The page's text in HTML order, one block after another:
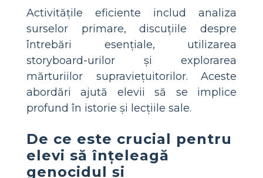
Activitățile eficiente includ analiza
surselor primare, discuțiile despre
întrebări esențiale, utilizarea
storyboard-urilor și explorarea
mărturiilor supraviețuitorilor. Aceste
abordări ajută elevii să se implice
profund în istorie și lecțiile sale.
De ce este crucial pentru
elevi să înțeleagă
genocidul și